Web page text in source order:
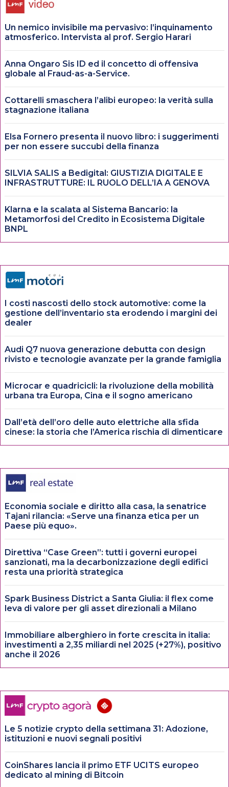
Un nemico invisibile ma pervasivo: l’inquinamento
atmosferico. Intervista al prof. Sergio Harari
Anna Ongaro Sis ID ed il concetto di offensiva
globale al Fraud-as-a-Service.
Cottarelli smaschera l’alibi europeo: la verità sulla
stagnazione italiana
Elsa Fornero presenta il nuovo libro: i suggerimenti
per non essere succubi della finanza
SILVIA SALIS a Bedigital: GIUSTIZIA DIGITALE E
INFRASTRUTTURE: IL RUOLO DELL’IA A GENOVA
Klarna e la scalata al Sistema Bancario: la
Metamorfosi del Credito in Ecosistema Digitale
BNPL
I costi nascosti dello stock automotive: come la
gestione dell’inventario sta erodendo i margini dei
dealer
Audi Q7 nuova generazione debutta con design
rivisto e tecnologie avanzate per la grande famiglia
Microcar e quadricicli: la rivoluzione della mobilità
urbana tra Europa, Cina e il sogno americano
Dall’età dell’oro delle auto elettriche alla sfida
cinese: la storia che l’America rischia di dimenticare
Economia sociale e diritto alla casa, la senatrice
Tajani rilancia: «Serve una finanza etica per un
Paese più equo».
Direttiva “Case Green”: tutti i governi europei
sanzionati, ma la decarbonizzazione degli edifici
resta una priorità strategica
Spark Business District a Santa Giulia: il flex come
leva di valore per gli asset direzionali a Milano
Immobiliare alberghiero in forte crescita in italia:
investimenti a 2,35 miliardi nel 2025 (+27%), positivo
anche il 2026
Le 5 notizie crypto della settimana 31: Adozione,
istituzioni e nuovi segnali positivi
CoinShares lancia il primo ETF UCITS europeo
dedicato al mining di Bitcoin